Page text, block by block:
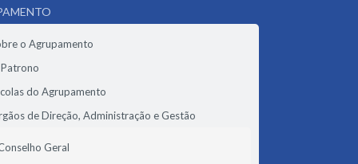
o Agrupamento
do Agrupamento
de Direção, Administração e Gestão
Geral